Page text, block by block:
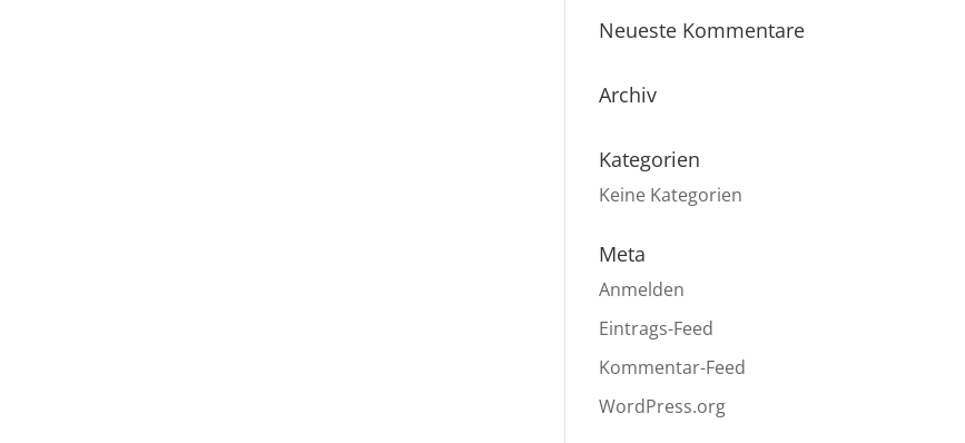
Neueste Kommentare
Archiv
Kategorien
Keine Kategorien
Meta
Anmelden
Eintrags-Feed
Kommentar-Feed
WordPress.org